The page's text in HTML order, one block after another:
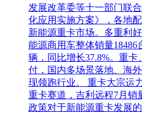
发展改革委等十一部门联
化应用实施方案》，各地
新能源重卡市场。多重利
能源商用车整体销量18486
辆，同比增长37.8%。重
付，国内多场景落地、海
现领跑行业。 重卡大宗运
重卡赛道，吉利远程7月销
政策对于新能源重卡发展